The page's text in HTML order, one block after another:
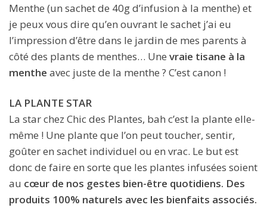
Menthe (un sachet de 40g d’infusion à la menthe) et
je peux vous dire qu’en ouvrant le sachet j’ai eu
l’impression d’être dans le jardin de mes parents à
côté des plants de menthes… Une vraie tisane à la
menthe avec juste de la menthe ? C’est canon !
LA PLANTE STAR
La star chez Chic des Plantes, bah c’est la plante elle-
même ! Une plante que l’on peut toucher, sentir,
goûter en sachet individuel ou en vrac. Le but est
donc de faire en sorte que les plantes infusées soient
au cœur de nos gestes bien-être quotidiens. Des
produits 100% naturels avec les bienfaits associés.